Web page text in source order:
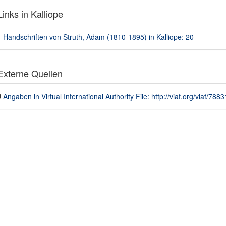
in Kalliope
Handschriften von Struth, Adam (1810-1895) in Kalliope: 20
Quellen
Angaben in Virtual International Authority File: http://viaf.org/viaf/